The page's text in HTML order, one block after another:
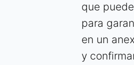
que
para
en un
y